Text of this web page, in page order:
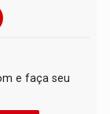
e faça seu